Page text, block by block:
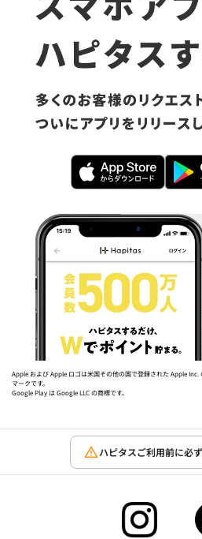
Apple および Apple ロゴは米国その他の国で登録された Apple
マークです。
Google Play は Google LLC の商標です。
ハピタスご利用前に必